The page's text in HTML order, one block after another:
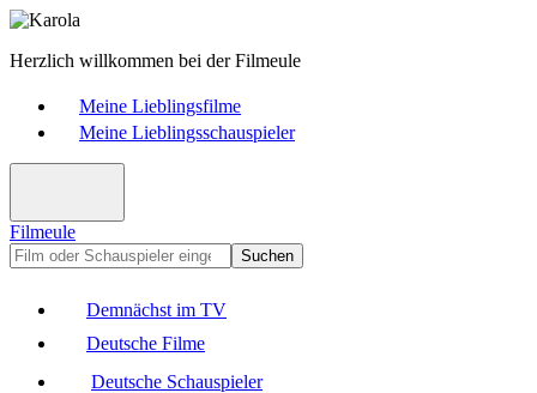
Herzlich willkommen bei der Filmeule
Meine Lieblingsfilme
Meine Lieblingsschauspieler
Filmeule
Suchen
Demnächst im TV
Deutsche Filme
Deutsche Schauspieler